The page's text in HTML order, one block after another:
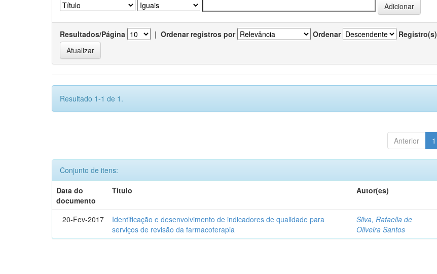
Resultados/Página | Ordenar registros por Ordenar Registro(s)
Resultado 1-1 de 1.
Anterior 1
Conjunto de itens:
Data do
documento
Título Autor(es)
20-Fev-2017
Identificação e desenvolvimento de indicadores de qualidade para
serviços de revisão da farmacoterapia
Silva, Rafaella de
Oliveira Santos